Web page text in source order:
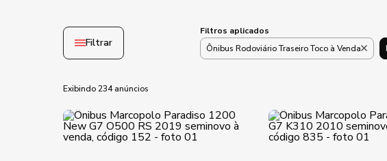
Filtrar
Filtros aplicados
Ônibus Rodoviário Traseiro Toco à Venda
KM mínimo Ano mínimo Ano máximo
Exibindo 234 anúncios